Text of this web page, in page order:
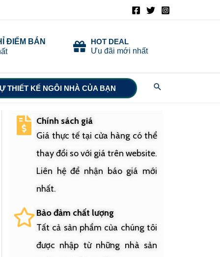
ĐIỂM BÁN
HOT DEAL
Ưu đãi mới nhất
THIẾT KẾ NGÔI NHÀ CỦA BẠN Search
Chính sách giá
Giá thực tế tại cửa hàng có thể
thay đổi so với giá trên website.
Liên hệ để nhận báo giá mới
nhất.
Bảo đảm chất lượng
Tất cả sản phẩm của chúng tôi
được nhập từ những nhà sản